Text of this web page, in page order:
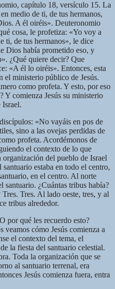
capítulo 18, versículo 15. La
medio de ti, de tus hermanos,
A él oiréis». Deuteronomio
cosa, le profetiza: «Yo voy a
ti, de tus hermanos», le dice
Dios había prometido eso, y
¿Qué quiere decir? Que
«A él lo oiréis». Entonces, esta
el ministerio público de Jesús.
como profeta. Y esto, por eso
Y comienza Jesús su ministerio
Israel.
«No vayáis en pos de
sino a las ovejas perdidas de
profeta. Acordémonos de
el contexto de lo que
organización del pueblo de Israel
estaba en todo el centro,
en el centro. Al norte
santuario. ¿Cuántas tribus había?
Tres. Al lado oeste, tres, y al
tribus alrededor.
por qué les recuerdo esto?
veamos cómo Jesús comienza a
el contexto del tema, el
la fiesta del santuario celestial.
Toda la organización que se
al santuario terrenal, era
Jesús comienza fuera, entra